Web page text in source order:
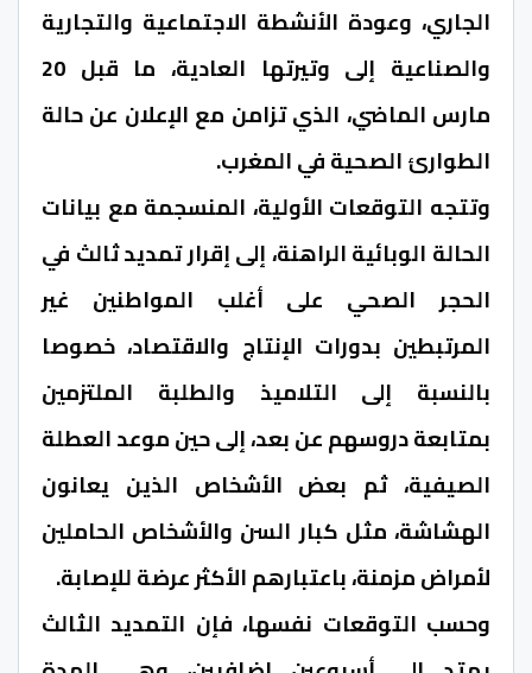
الجاري، وعودة الأنشطة الاجتماعية والتجارية
والصناعية إلى وتيرتها العادية، ما قبل 20
مارس الماضي، الذي تزامن مع الإعلان عن حالة
الطوارئ الصحية في المغرب.
وتتجه التوقعات الأولية، المنسجمة مع بيانات
الحالة الوبائية الراهنة، إلى إقرار تمديد ثالث في
الحجر الصحي على أغلب المواطنين غير
المرتبطين بدورات الإنتاج والاقتصاد، خصوصا
بالنسبة إلى التلاميذ والطلبة الملتزمين
بمتابعة دروسهم عن بعد، إلى حين موعد العطلة
الصيفية، ثم بعض الأشخاص الذين يعانون
الهشاشة، مثل كبار السن والأشخاص الحاملين
لأمراض مزمنة، باعتبارهم الأكثر عرضة للإصابة.
وحسب التوقعات نفسها، فإن التمديد الثالث